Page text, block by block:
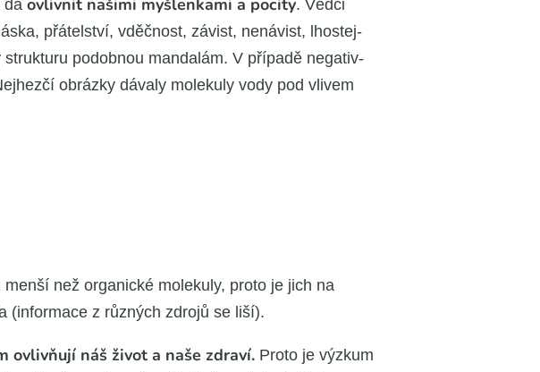
dá ovliv­nit naši­mi myš­len­ka­mi a poci­ty. Věd­ci
přá­tel­ství, vděč­nost, závist, nená­vist, lhos­tej­
podob­nou man­da­lám. V pří­pa­dě nega­tiv­
obráz­ky dáva­ly mole­ku­ly vody pod vli­vem
než orga­nic­ké mole­ku­ly, pro­to je jich na
(infor­ma­ce z růz­ných zdro­jů se liší).
ovliv­ňu­jí náš život a naše zdra­ví. Pro­to je výzkum